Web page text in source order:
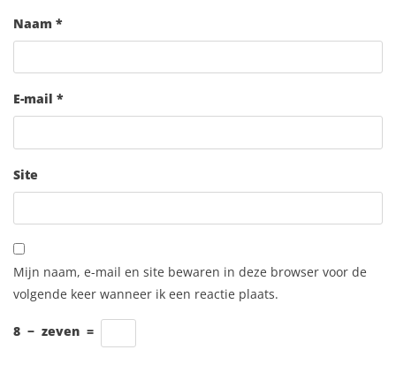
Naam *
E-mail *
Site
Mijn naam, e-mail en site bewaren in deze browser voor de
volgende keer wanneer ik een reactie plaats.
8 − zeven =